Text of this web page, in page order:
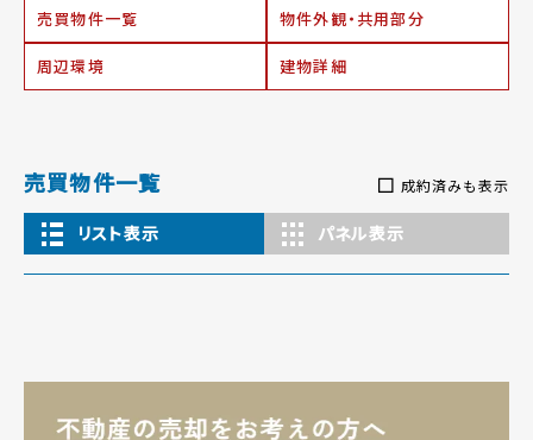
売買物件一覧 物件外観・共用部分
周辺環境 建物詳細
売買物件一覧 成約済みも表示
リスト表示 パネル表示